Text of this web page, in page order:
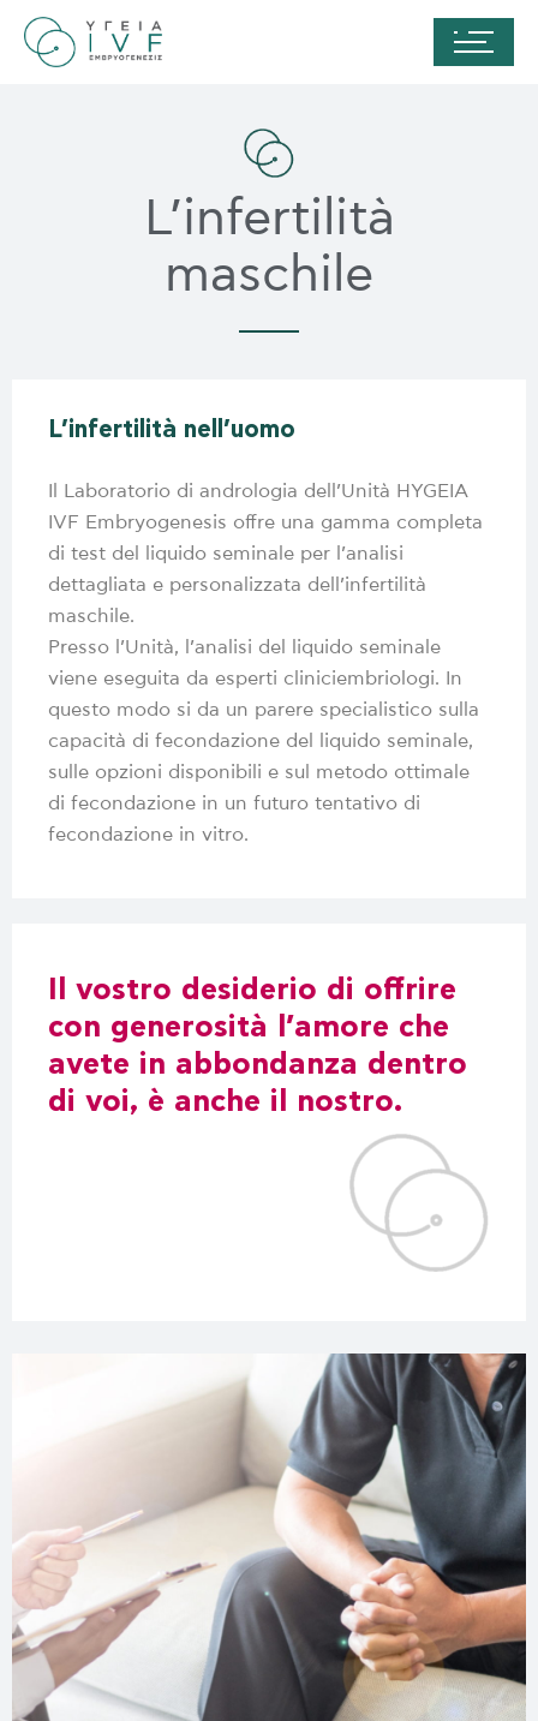
L’infertilità
maschile
L’infertilità nell’uomo
Il Laboratorio di andrologia dell’Unità HYGEIA
IVF Embryogenesis offre una gamma completa
di test del liquido seminale per l’analisi
dettagliata e personalizzata dell’infertilità
maschile.
Presso l’Unità, l’analisi del liquido seminale
viene eseguita da esperti cliniciembriologi. In
questo modo si da un parere specialistico sulla
capacità di fecondazione del liquido seminale,
sulle opzioni disponibili e sul metodo ottimale
di fecondazione in un futuro tentativo di
fecondazione in vitro.
Il vostro desiderio di offrire
con generosità l’amore che
avete in abbondanza dentro
di voi, è anche il nostro.